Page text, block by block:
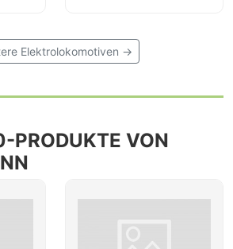
Elektrolokomotiven →
PRODUKTE VON